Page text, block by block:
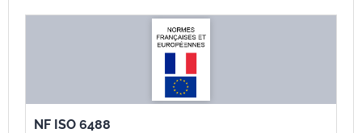
Tabac, produits du tabac et équipements connexes
ISO 6488:2004
NF ISO 6488